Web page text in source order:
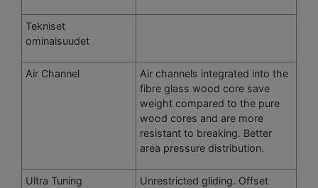
Tekniset
ominaisuudet
Air Channel
Air channels integrated into the
fibre glass wood core save
weight compared to the pure
wood cores and are more
resistant to breaking. Better
area pressure distribution.
Ultra Tuning
Unrestricted gliding. Offset